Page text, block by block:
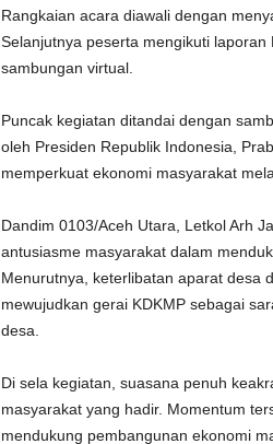
Rangkaian acara diawali dengan
Selanjutnya peserta mengikuti
sambungan virtual.
Puncak kegiatan ditandai dengan
oleh Presiden Republik Indonesia,
memperkuat ekonomi masyarakat
Dandim 0103/Aceh Utara, Letkol Arh
antusiasme masyarakat dalam
Menurutnya, keterlibatan aparat desa
mewujudkan gerai KDKMP sebagai
desa.
Di sela kegiatan, suasana penuh
masyarakat yang hadir. Momentum
mendukung pembangunan ekonomi